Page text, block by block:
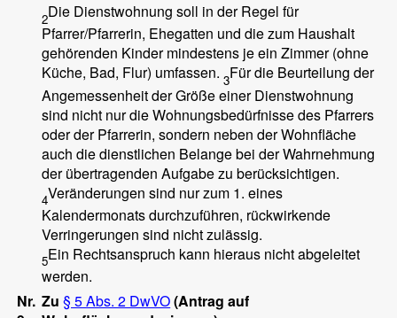
2Die Dienstwohnung soll in der Regel für
Pfarrer/Pfarrerin, Ehegatten und die zum Haushalt
gehörenden Kinder mindestens je ein Zimmer (ohne
Küche, Bad, Flur) umfassen. 3Für die Beurteilung der
Angemessenheit der Größe einer Dienstwohnung
sind nicht nur die Wohnungsbedürfnisse des Pfarrers
oder der Pfarrerin, sondern neben der Wohnfläche
auch die dienstlichen Belange bei der Wahrnehmung
der übertragenden Aufgabe zu berücksichtigen.
4Veränderungen sind nur zum 1. eines
Kalendermonats durchzuführen, rückwirkende
Verringerungen sind nicht zulässig.
5Ein Rechtsanspruch kann hieraus nicht abgeleitet
werden.
Nr. Zu§ 5 Abs. 2 DwVO(Antrag auf